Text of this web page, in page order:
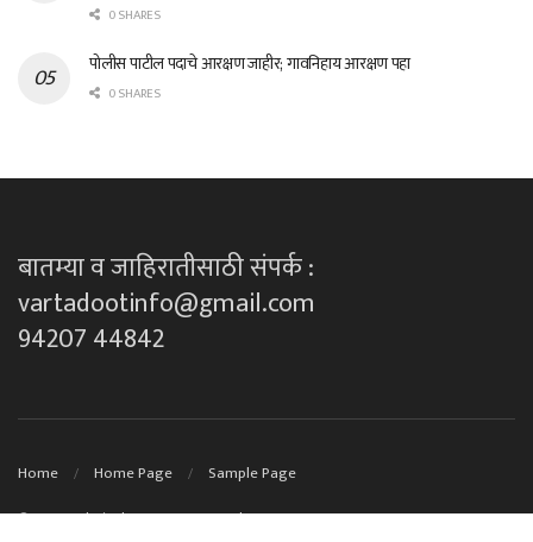
0 SHARES
पोलीस पाटील पदाचे आरक्षण जाहीर; गावनिहाय आरक्षण पहा
0 SHARES
बातम्या व जाहिरातीसाठी संपर्क :
vartadootinfo@gmail.com
94207 44842
Home Home Page Sample Page
© 2023Technical Support By DK techno's